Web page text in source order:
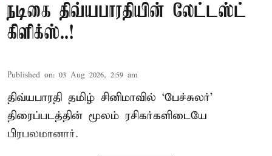
நடிகை திவ்யபாரதியின் லேட்டஸ்ட்
கிளிக்ஸ்..!
Published on: 03 Aug 2026, 2:59 am
திவ்யபாரதி தமிழ் சினிமாவில் ‘பேச்சுலர்’
திரைப்படத்தின் மூலம் ரசிகர்களிடையே
பிரபலமானார்.